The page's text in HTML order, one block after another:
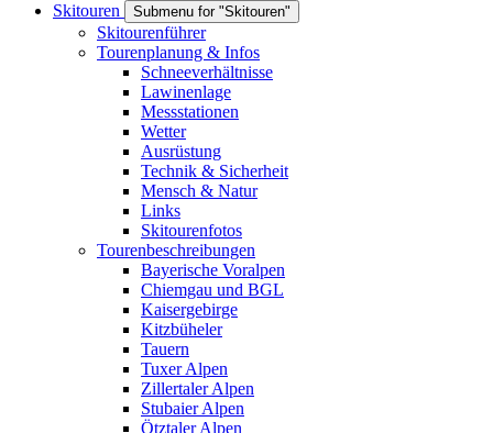
Skitouren
Submenu for "Skitouren"
Skitourenführer
Tourenplanung & Infos
Schneeverhältnisse
Lawinenlage
Messstationen
Wetter
Ausrüstung
Technik & Sicherheit
Mensch & Natur
Links
Skitourenfotos
Tourenbeschreibungen
Bayerische Voralpen
Chiemgau und BGL
Kaisergebirge
Kitzbüheler
Tauern
Tuxer Alpen
Zillertaler Alpen
Stubaier Alpen
Ötztaler Alpen